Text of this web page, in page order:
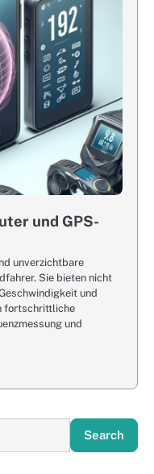
und GPS-
unverzichtbare
Sie bieten nicht
und
fortschrittliche
und
Search